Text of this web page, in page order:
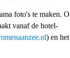
foto's te maken.
vanaf de hotel-
) en het